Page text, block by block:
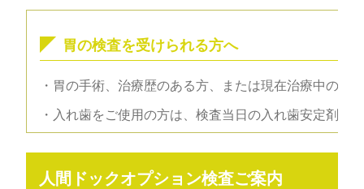
胃の検査を受けられる方へ
・胃の手術、治療歴のある方、または現在治療中の方
・入れ歯をご使用の方は、検査当日の入れ歯安定剤は
人間ドックオプション検査ご案内